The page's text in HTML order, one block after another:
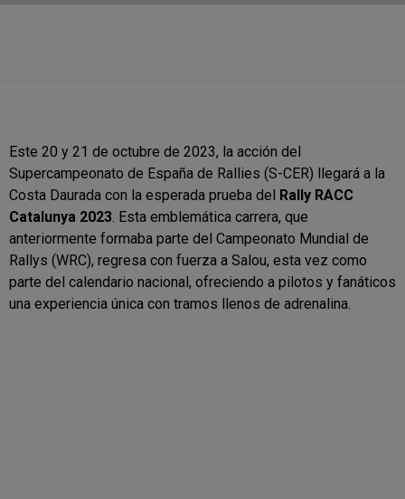
Este 20 y 21 de octubre de 2023, la acción del
Supercampeonato de España de Rallies (S-CER) llegará a la
Costa Daurada con la esperada prueba del Rally RACC
Catalunya 2023. Esta emblemática carrera, que
anteriormente formaba parte del Campeonato Mundial de
Rallys (WRC), regresa con fuerza a Salou, esta vez como
parte del calendario nacional, ofreciendo a pilotos y fanáticos
una experiencia única con tramos llenos de adrenalina.